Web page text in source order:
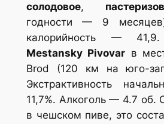
солодовое,
годности — 9
калорийность — 41,9.
Mestansky Pivovar в
Brod (120 км на юго-
Экстрактивность
11,7%. Алкоголь — 4.7
в чешском пиве, это